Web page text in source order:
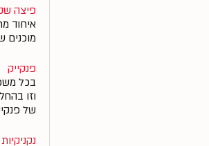
פיצה
איחוד
מוכנים של
פנקייק
בכל
וזו
של